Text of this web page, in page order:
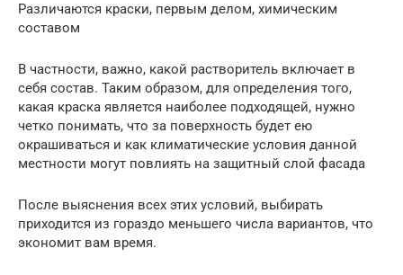
Различаются краски, первым делом, химическим
составом
В частности, важно, какой растворитель включает в
себя состав. Таким образом, для определения того,
какая краска является наиболее подходящей, нужно
четко понимать, что за поверхность будет ею
окрашиваться и как климатические условия данной
местности могут повлиять на защитный слой фасада
После выяснения всех этих условий, выбирать
приходится из гораздо меньшего числа вариантов, что
экономит вам время.